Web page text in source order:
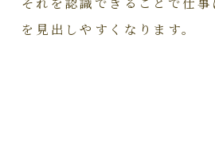
を見出しやすくなります。